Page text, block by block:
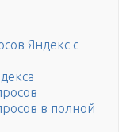
Яндекс с
в полной